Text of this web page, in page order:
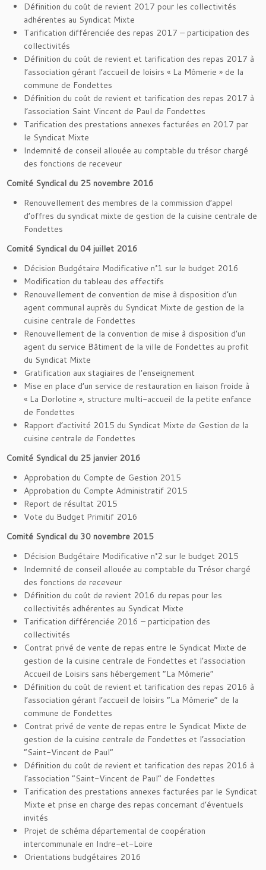
Définition du coût de revient 2017 pour les collectivités
adhérentes au Syndicat Mixte
Tarification différenciée des repas 2017 – participation des
collectivités
Définition du coût de revient et tarification des repas 2017 à
l’association gérant l’accueil de loisirs « La Mômerie » de la
commune de Fondettes
Définition du coût de revient et tarification des repas 2017 à
l’association Saint Vincent de Paul de Fondettes
Tarification des prestations annexes facturées en 2017 par
le Syndicat Mixte
Indemnité de conseil allouée au comptable du trésor chargé
des fonctions de receveur
Comité Syndical du 25 novembre 2016
Renouvellement des membres de la commission d’appel
d’offres du syndicat mixte de gestion de la cuisine centrale de
Fondettes
Comité Syndical du 04 juillet 2016
Décision Budgétaire Modificative n°1 sur le budget 2016
Modification du tableau des effectifs
Renouvellement de convention de mise à disposition d’un
agent communal auprès du Syndicat Mixte de gestion de la
cuisine centrale de Fondettes
Renouvellement de la convention de mise à disposition d’un
agent du service Bâtiment de la ville de Fondettes au profit
du Syndicat Mixte
Gratification aux stagiaires de l’enseignement
Mise en place d’un service de restauration en liaison froide à
« La Dorlotine », structure multi-accueil de la petite enfance
de Fondettes
Rapport d’activité 2015 du Syndicat Mixte de Gestion de la
cuisine centrale de Fondettes
Comité Syndical du 25 janvier 2016
Approbation du Compte de Gestion 2015
Approbation du Compte Administratif 2015
Report de résultat 2015
Vote du Budget Primitif 2016
Comité Syndical du 30 novembre 2015
Décision Budgétaire Modificative n°2 sur le budget 2015
Indemnité de conseil allouée au comptable du Trésor chargé
des fonctions de receveur
Définition du coût de revient 2016 du repas pour les
collectivités adhérentes au Syndicat Mixte
Tarification différenciée 2016 – participation des
collectivités
Contrat privé de vente de repas entre le Syndicat Mixte de
gestion de la cuisine centrale de Fondettes et l’association
Accueil de Loisirs sans hébergement “La Mômerie”
Définition du coût de revient et tarification des repas 2016 à
l’association gérant l’accueil de loisirs “La Mômerie” de la
commune de Fondettes
Contrat privé de vente de repas entre le Syndicat Mixte de
gestion de la cuisine centrale de Fondettes et l’association
“Saint-Vincent de Paul”
Définition du coût de revient et tarification des repas 2016 à
l’association “Saint-Vincent de Paul” de Fondettes
Tarification des prestations annexes facturées par le Syndicat
Mixte et prise en charge des repas concernant d’éventuels
invités
Projet de schéma départemental de coopération
intercommunale en Indre-et-Loire
Orientations budgétaires 2016